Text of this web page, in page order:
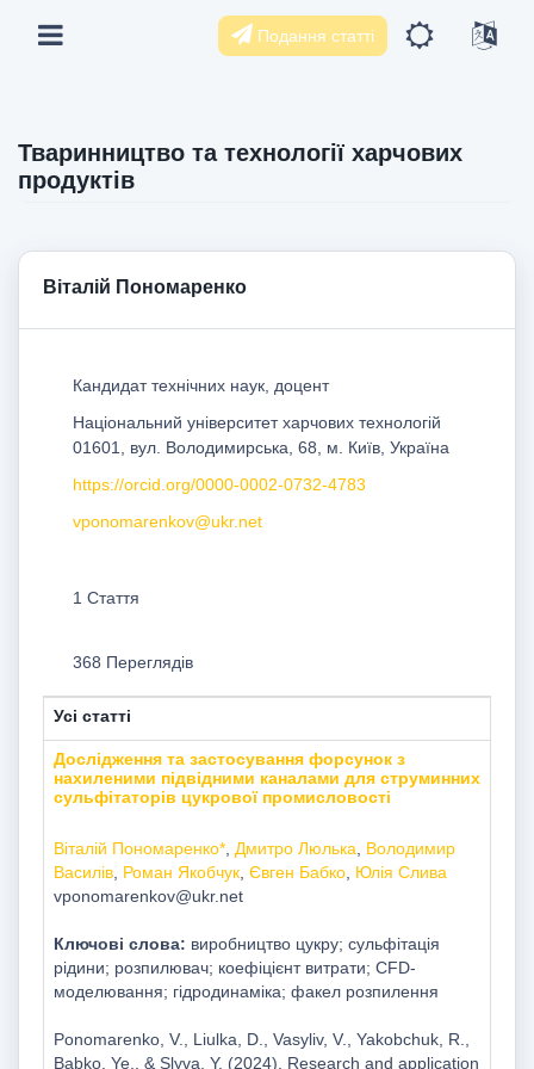
Подання статті
Тваринництво та технології харчових
продуктів
Віталій Пономаренко
Кандидат технічних наук, доцент
Національний університет харчових технологій
01601, вул. Володимирська, 68, м. Київ, Україна
https://orcid.org/0000-0002-0732-4783
vponomarenkov@ukr.net
1 Стаття
368 Переглядів
Усі статті
Дослідження та застосування форсунок з
нахиленими підвідними каналами для струминних
сульфітаторів цукрової промисловості
Віталій Пономаренко*, Дмитро Люлька
Володимир
Василів, Роман Якобчук, Євген Бабко, Юлія Слива
vponomarenkov@ukr.net
Ключові слова: виробництво цукру; сульфітація
рідини; розпилювач; коефіцієнт витрати; СFD-
моделювання; гідродинаміка; факел розпилення
Ponomarenko, V., Liulka, D., Vasyliv, V., Yakobchuk, R.,
Babko, Ye., & Slyva, Y. (2024). Research and application